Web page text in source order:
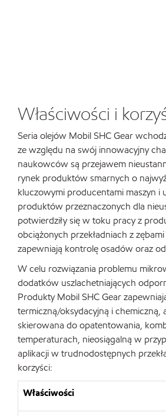
Właściwości i
Seria olejów Mobil SHC Gear
ze względu na swój innowacyjny
naukowców są przejawem
rynek produktów smarnych o
kluczowymi producentami maszyn i
produktów przeznaczonych dla
potwierdziły się w toku pracy z
obciążonych przekładniach z
zapewniają kontrolę osadów oraz
W celu rozwiązania problemu
dodatków uszlachetniających
Produkty Mobil SHC Gear
termiczną/oksydacyjną i chemiczną,
skierowana do opatentowania,
temperaturach, nieosiągalną w
aplikacji w trudnodostępnych
korzyści:
Właściwości